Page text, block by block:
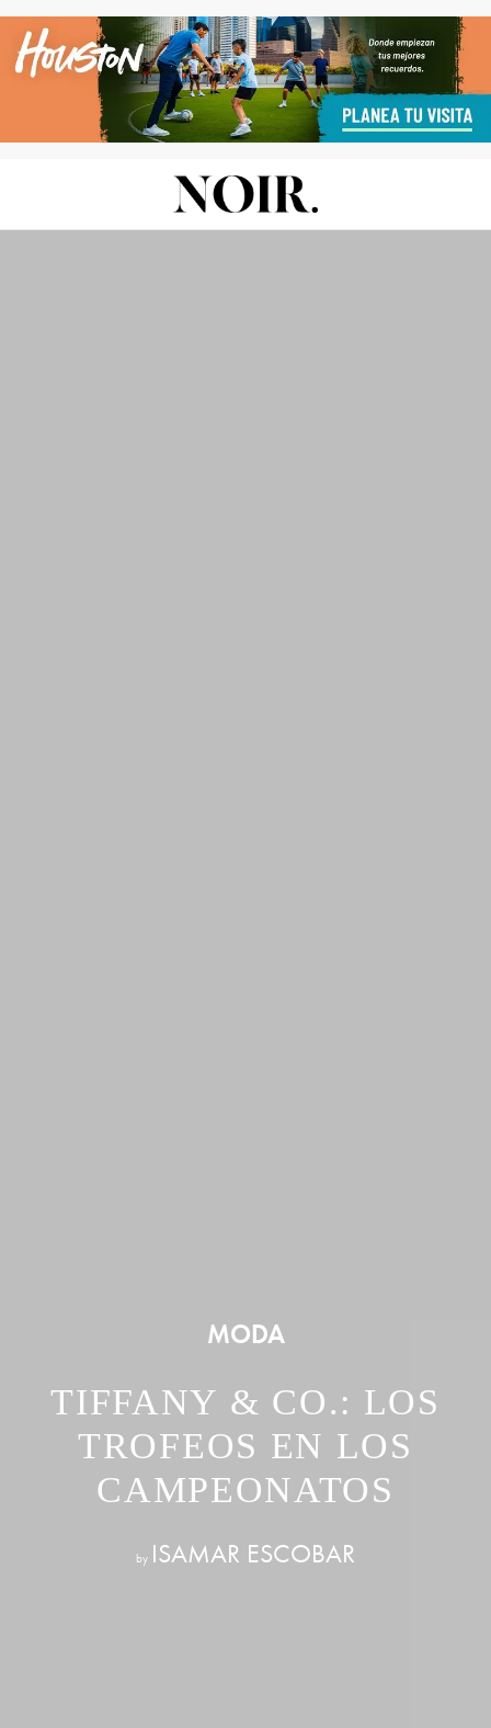
MODA
TIFFANY & CO.: LOS
TROFEOS EN LOS
CAMPEONATOS
by ISAMAR ESCOBAR